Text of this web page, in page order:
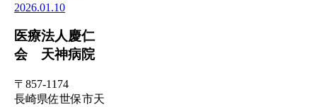
2026.01.10
医療法人慶仁
会 天神病院
〒857-1174
長崎県佐世保市天